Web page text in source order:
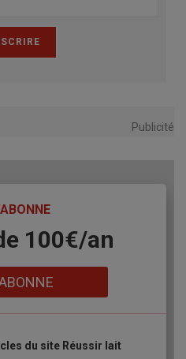
Publicité
100€/an
du site Réussir lait